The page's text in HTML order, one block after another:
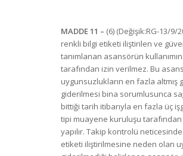
MADDE 11 – (6) (Değişik:RG-13/9/
renkli bilgi etiketi iliştirilen ve
tanımlanan asansörün
tarafından izin verilmez. Bu
uygunsuzlukların en fazla altmış
giderilmesi bina sorumlusunca
bittiği tarih itibarıyla en fazla üç
tipi muayene kuruluşu
yapılır. Takip kontrolü neticesinde
etiketi iliştirilmesine neden olan